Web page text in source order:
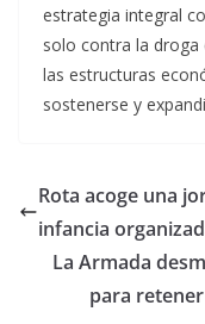
estrategia integral
solo contra la
las estructuras
sostenerse y
Rota acoge una
infancia
La Armada
para